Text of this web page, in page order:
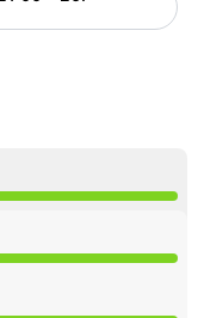
UTC